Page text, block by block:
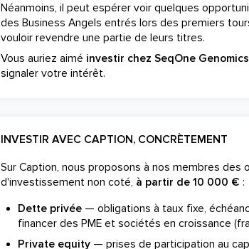
Néanmoins, il peut espérer voir quelques
des Business Angels entrés lors des premiers
vouloir revendre une partie de leurs titres.
Vous auriez aimé investir chez SeqOne Genomics
signaler votre intérêt.
INVESTIR AVEC CAPTION, CONCRÈTEMENT
Sur Caption, nous proposons à nos membres
d'investissement non coté, à partir de 10 000 € :
Dette privée — obligations à taux fixe,
financer des PME et sociétés en croissance
Private equity — prises de participation au